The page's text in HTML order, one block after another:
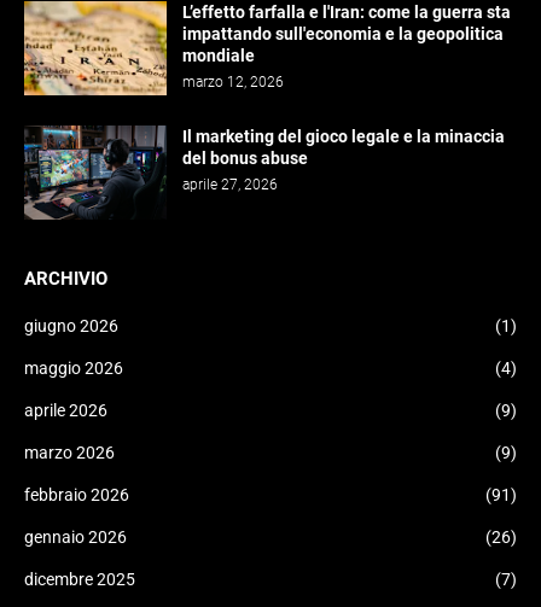
L’effetto farfalla e l'Iran: come la guerra sta
impattando sull'economia e la geopolitica
mondiale
marzo 12, 2026
Il marketing del gioco legale e la minaccia
del bonus abuse
aprile 27, 2026
ARCHIVIO
giugno 2026 (1)
maggio 2026 (4)
aprile 2026 (9)
marzo 2026 (9)
febbraio 2026 (91)
gennaio 2026 (26)
dicembre 2025 (7)